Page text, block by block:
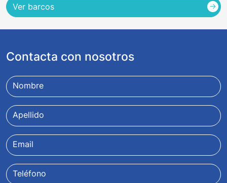
Ver barcos
Contacta con nosotros
Nombre
Apellido
Email
Teléfono